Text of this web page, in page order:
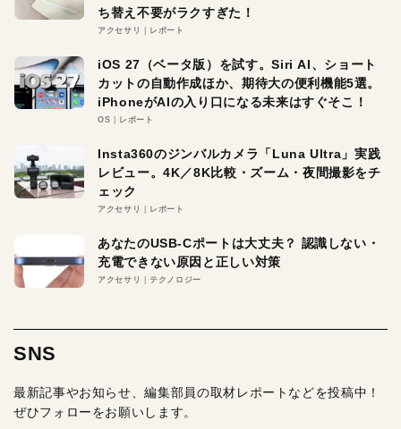
ち替え不要がラクすぎた！
アクセサリ レポート
iOS 27（ベータ版）を試す。Siri AI、ショート
カットの自動作成ほか、期待大の便利機能5選。
iPhoneがAIの入り口になる未来はすぐそこ！
OS レポート
Insta360のジンバルカメラ「Luna Ultra」実践
レビュー。4K／8K比較・ズーム・夜間撮影をチ
ェック
アクセサリ レポート
あなたのUSB-Cポートは大丈夫？ 認識しない・
充電できない原因と正しい対策
アクセサリ テクノロジー
SNS
最新記事やお知らせ、編集部員の取材レポートなどを投稿中！
ぜひフォローをお願いします。